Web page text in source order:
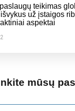
teikimas
už įstaigos
aspektai
mūsų